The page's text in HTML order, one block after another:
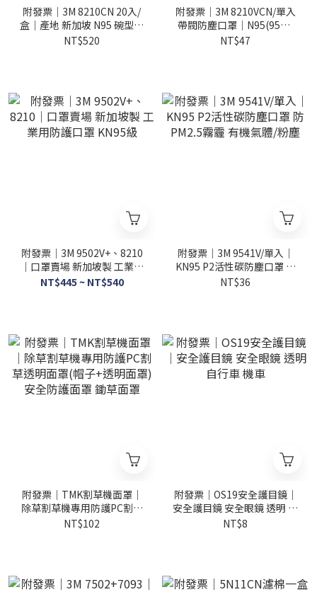
附發票｜3M 8210CN 20入/
盒｜產地 新加坡 N95 碗型口
罩 防塵口罩 衛生口罩 工業口
NT$520
附發票｜3M 8210VCN/單入
帶閥防塵口罩｜N95(95%)
等級工業用帶閥防塵口罩細
NT$47
附發票｜3M 9502V+、8210
｜口罩賣場 新加坡製 工業用
防護口罩 KN95級
NT$445 ~ NT$540
附發票｜3M 9541V/單入｜
KN95 P2活性碳防塵口罩 防
PM2.5霧霾 有機氣體/粉塵
NT$36
附發票｜TMK割草機面罩｜
除草割草機專用防護PC割草
透明面罩(帽子+透明面罩) 安
NT$102
附發票｜OS19安全護目鏡｜
安全護目鏡 安全眼鏡 透明 自
行車 機車
NT$8